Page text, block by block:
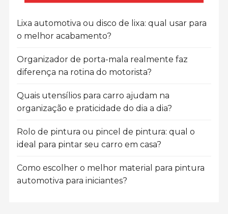
Lixa automotiva ou disco de lixa: qual usar para
o melhor acabamento?
Organizador de porta-mala realmente faz
diferença na rotina do motorista?
Quais utensílios para carro ajudam na
organização e praticidade do dia a dia?
Rolo de pintura ou pincel de pintura: qual o
ideal para pintar seu carro em casa?
Como escolher o melhor material para pintura
automotiva para iniciantes?